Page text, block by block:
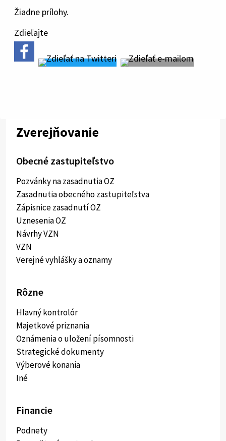
Žiadne prílohy.
Zdieľajte
Zverejňovanie
Obecné zastupiteľstvo
Pozvánky na zasadnutia OZ
Zasadnutia obecného zastupiteľstva
Zápisnice zasadnutí OZ
Uznesenia OZ
Návrhy VZN
VZN
Verejné vyhlášky a oznamy
Rôzne
Hlavný kontrolór
Majetkové priznania
Oznámenia o uložení písomnosti
Strategické dokumenty
Výberové konania
Iné
Financie
Podnety